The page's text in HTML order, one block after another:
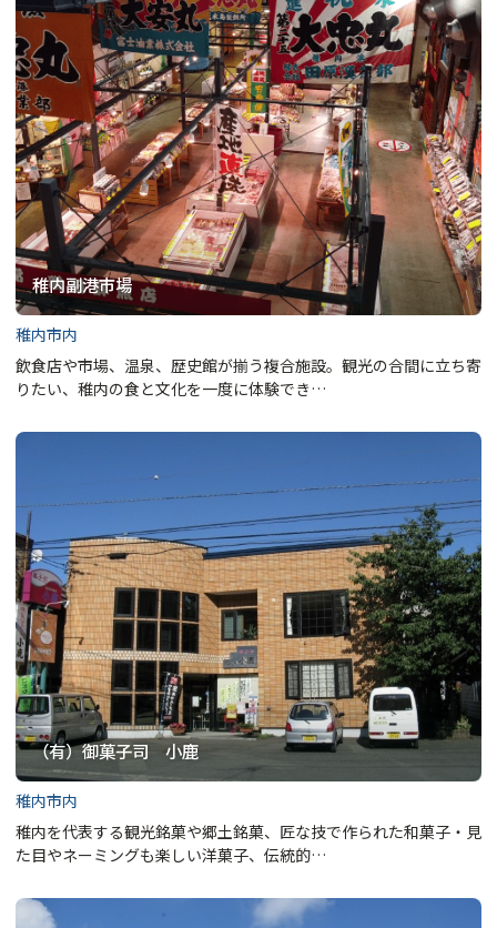
稚内副港市場
稚内市内
飲食店や市場、温泉、歴史館が揃う複合施設。観光の合間に立ち寄
りたい、稚内の食と文化を一度に体験でき…
（有）御菓子司 小鹿
稚内市内
稚内を代表する観光銘菓や郷土銘菓、匠な技で作られた和菓子・見
た目やネーミングも楽しい洋菓子、伝統的…